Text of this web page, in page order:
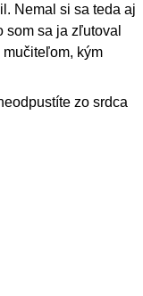
Nemal si sa teda aj
sa ja zľutoval
mučiteľom, kým
zo srdca